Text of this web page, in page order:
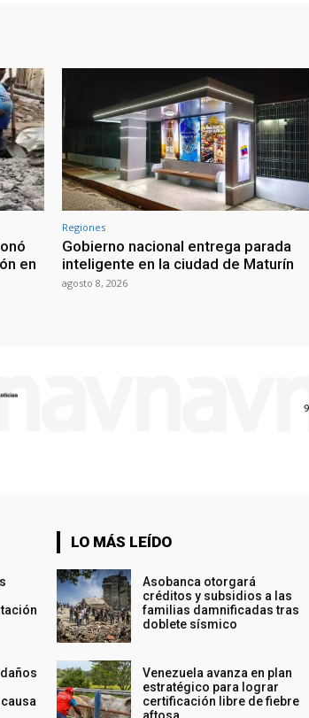
en
Regiones
Gobierno nacional entrega parada
inteligente en la ciudad de Maturín
agosto 8, 2026
LO MÁS LEÍDO
Asobanca otorgará
créditos y subsidios a las
familias damnificadas tras
doblete sísmico
Venezuela avanza en plan
estratégico para lograr
certificación libre de fiebre